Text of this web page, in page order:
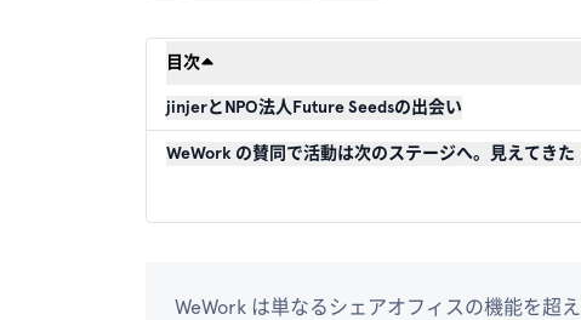
目次
jinjerとNPO法人Future Seedsの出会い
WeWork の賛同で活動は次のステージへ。見えてきた
WeWork は単なるシェアオフィスの機能を超